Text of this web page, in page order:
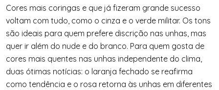
Cores mais coringas e que já fizeram grande sucesso
voltam com tudo, como o cinza e o verde militar. Os tons
são ideais para quem prefere discrição nas unhas, mas
quer ir além do nude e do branco. Para quem gosta de
cores mais quentes nas unhas independente do clima,
duas ótimas notícias: o laranja fechado se reafirma
como tendência e o rosa retorna às unhas em diferentes